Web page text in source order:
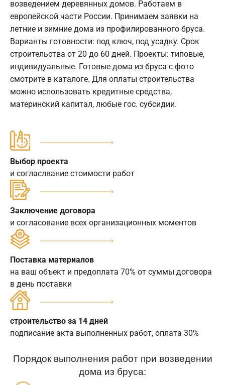
возведением деревянных домов. Работаем в
европейской части России. Принимаем заявки на
летние и зимние дома из профилированного бруса.
Варианты готовности: под ключ, под усадку. Срок
строительства от 20 до 60 дней. Проекты: типовые,
индивидуальные. Готовые дома из бруса с фото
смотрите в каталоге. Для оплаты строительства
можно использовать кредитные средства,
материнский капитал, любые гос. субсидии.
Выбор проекта
и согласлвание стоимости работ
Заключение договора
и согласование всех организационных моментов
Поставка материалов
на ваш объект и предоплата 70% от суммы договора
в день поставки
строительство за 14 дней
подписание акта выполненных работ, оплата 30%
Порядок выполнения работ при возведении
дома из бруса: